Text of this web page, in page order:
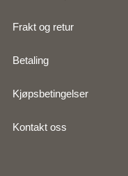
Frakt og retur
Betaling
Kjøpsbetingelser
Kontakt oss